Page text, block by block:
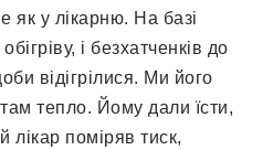
як у лікарню. На базі
і безхатченків до
відігрілися. Ми його
тепло. Йому дали їсти,
лікар поміряв тиск,